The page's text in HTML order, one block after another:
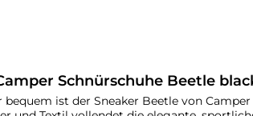
Schnürschuhe Beetle
ist der Sneaker Beetle von